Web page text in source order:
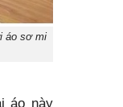
áo sơ mi
áo này